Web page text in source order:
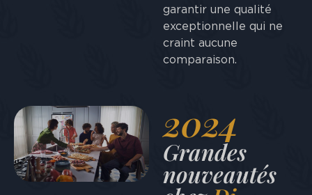
garantir une qualité
exceptionnelle qui ne
craint aucune
comparaison.
2024
Grandes
nouveautés